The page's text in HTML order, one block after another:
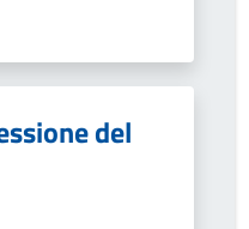
del